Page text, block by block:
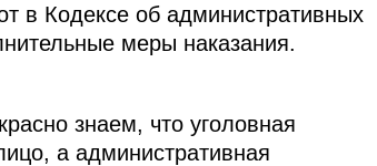
в Кодексе об административных
меры наказания.
знаем, что уголовная
а административная